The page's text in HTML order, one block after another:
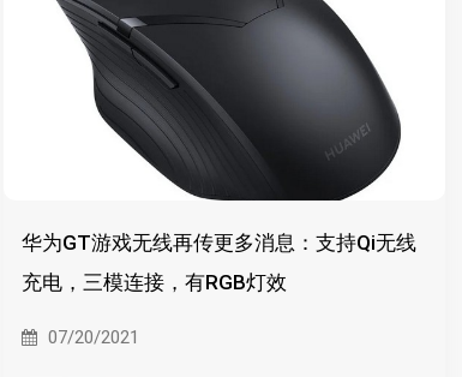
华为GT游戏无线再传更多消息：支持Qi无线
充电，三模连接，有RGB灯效
07/20/2021